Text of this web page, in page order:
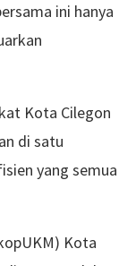
ini hanya
Kota Cilegon
di satu
yang semua
Kota